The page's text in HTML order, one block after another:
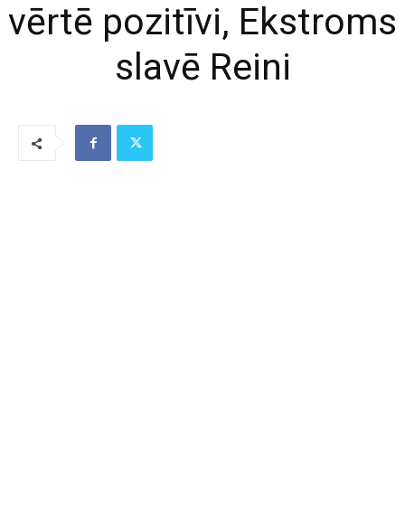
vērtē pozitīvi, Ekstroms
slavē Reini